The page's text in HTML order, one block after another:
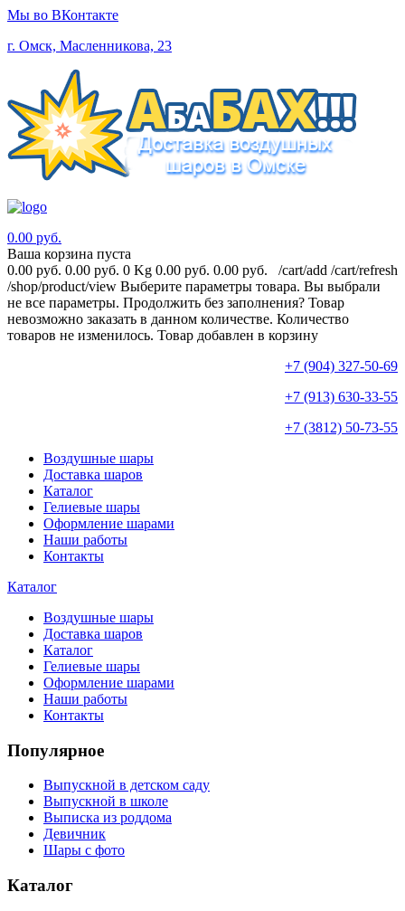
Мы во ВКонтакте
г. Омск, Масленникова, 23
0.00 руб.
Ваша корзина пуста
0.00 руб. 0.00 руб. 0 Kg 0.00 руб. 0.00 руб. /cart/add /cart/refresh
/shop/product/view Выберите параметры товара. Вы выбрали
не все параметры. Продолжить без заполнения? Товар
невозможно заказать в данном количестве. Количество
товаров не изменилось. Товар добавлен в корзину
+7 (904) 327-50-69
+7 (913) 630-33-55
+7 (3812) 50-73-55
Воздушные шары
Доставка шаров
Каталог
Гелиевые шары
Оформление шарами
Наши работы
Контакты
Каталог
Воздушные шары
Доставка шаров
Каталог
Гелиевые шары
Оформление шарами
Наши работы
Контакты
Популярное
Выпускной в детском саду
Выпускной в школе
Выписка из роддома
Девичник
Шары с фото
Каталог